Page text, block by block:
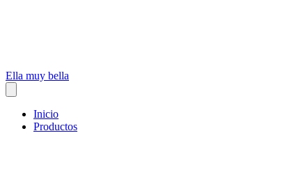
Ella muy bella
Inicio
Productos